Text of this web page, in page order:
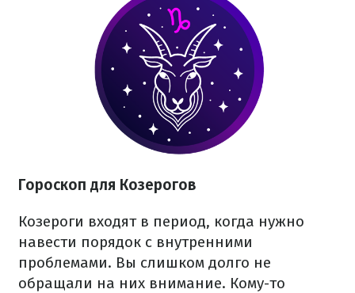
Гороскоп для Козерогов
Козероги входят в период, когда нужно
навести порядок с внутренними
проблемами. Вы слишком долго не
обращали на них внимание. Кому-то